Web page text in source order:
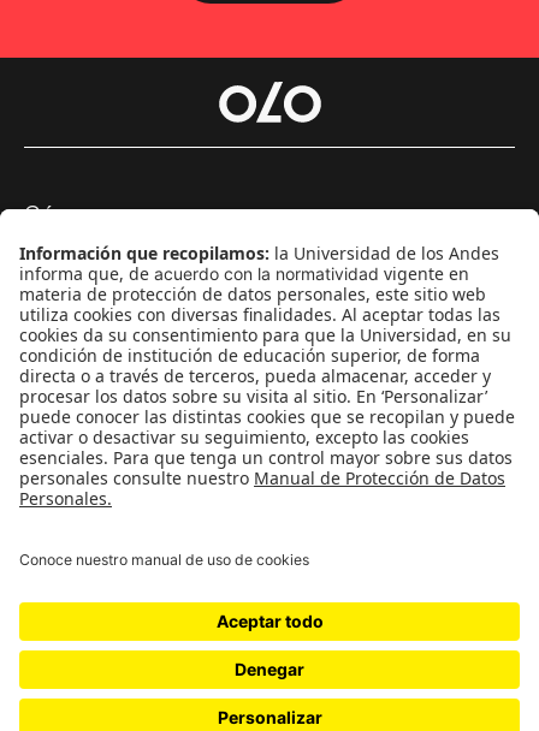
Género
Política
Cultura
Medio ambiente
Medios y periodismo
Ciudad
Movilización social
Ediciones especiales
Proyectos 070